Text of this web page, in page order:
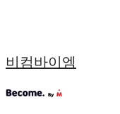
비컴바이엠